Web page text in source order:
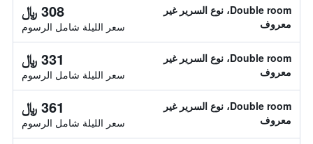
Double room، نوع السرير غير
معروف
308 ﷼
سعر الليلة شامل الرسوم
Double room، نوع السرير غير
معروف
331 ﷼
سعر الليلة شامل الرسوم
Double room، نوع السرير غير
معروف
361 ﷼
سعر الليلة شامل الرسوم